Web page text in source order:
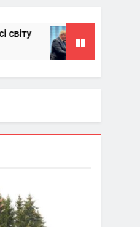
Китай надасть
6 Місяців Тому